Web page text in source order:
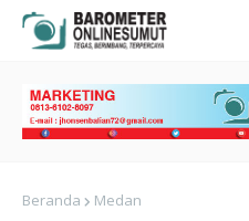
Beranda Medan